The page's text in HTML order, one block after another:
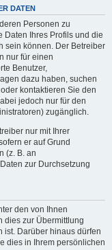
DATEN
Personen zu
Daten Ihres Profils und die
sein können. Der Betreiber
nur für einen
Benutzer,
dazu haben, suchen
kontaktieren Sie den
jedoch nur für den
zugänglich.
nur mit Ihrer
er auf Grund
(z. B. an
zur Durchsetzung
den von Ihnen
dies zur Übermittlung
ist. Darüber hinaus dürfen
dies in Ihrem persönlichen